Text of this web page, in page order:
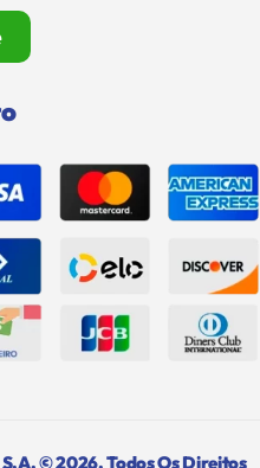
© 2026. Todos Os Direitos